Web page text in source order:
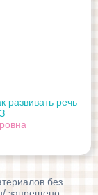
развивать речь
без
запрещено.